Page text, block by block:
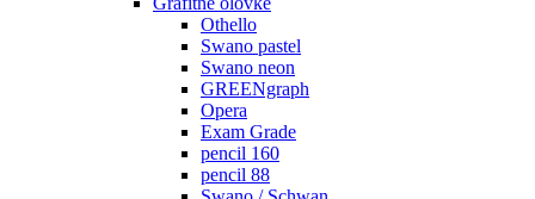
Othello
Swano pastel
Swano neon
GREENgraph
Opera
Exam Grade
pencil 160
pencil 88